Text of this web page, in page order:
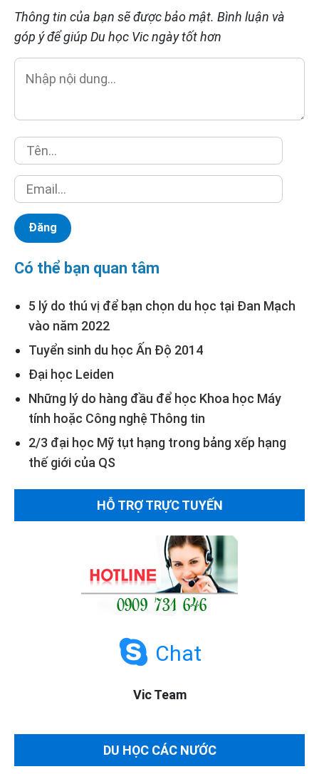
Thông tin của bạn sẽ được bảo mật. Bình luận và
góp ý để giúp Du học Vic ngày tốt hơn
Có thể bạn quan tâm
5 lý do thú vị để bạn chọn du học tại Đan Mạch
vào năm 2022
Tuyển sinh du học Ấn Độ 2014
Đại học Leiden
Những lý do hàng đầu để học Khoa học Máy
tính hoặc Công nghệ Thông tin
2/3 đại học Mỹ tụt hạng trong bảng xếp hạng
thế giới của QS
HỖ TRỢ TRỰC TUYẾN
Chat
Vic Team
DU HỌC CÁC NƯỚC